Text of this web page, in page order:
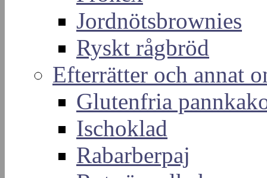
Jordnötsbrownies
Ryskt rågbröd
Efterrätter och annat
Glutenfria
Ischoklad
Rabarberpaj